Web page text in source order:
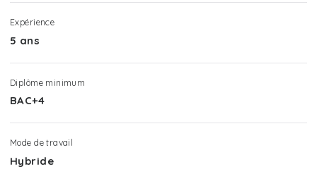
Expérience
5 ans
Diplôme minimum
BAC+4
Mode de travail
Hybride